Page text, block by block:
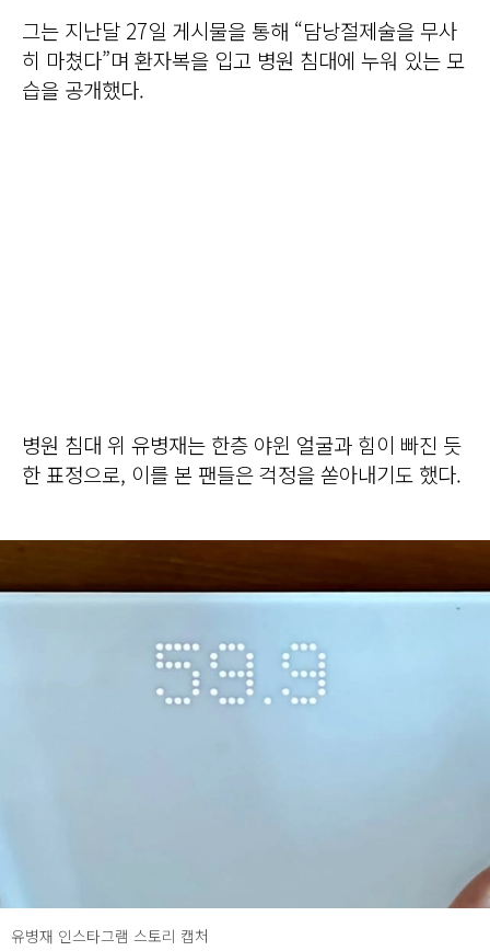
그는 지난달 27일 게시물을 통해 “담낭절제술을 무사
히 마쳤다”며 환자복을 입고 병원 침대에 누워 있는 모
습을 공개했다.
병원 침대 위 유병재는 한층 야윈 얼굴과 힘이 빠진 듯
한 표정으로, 이를 본 팬들은 걱정을 쏟아내기도 했다.
유병재 인스타그램 스토리 캡처